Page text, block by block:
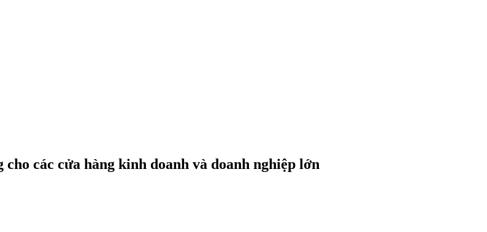
các cửa hàng kinh doanh và doanh nghiệp lớn